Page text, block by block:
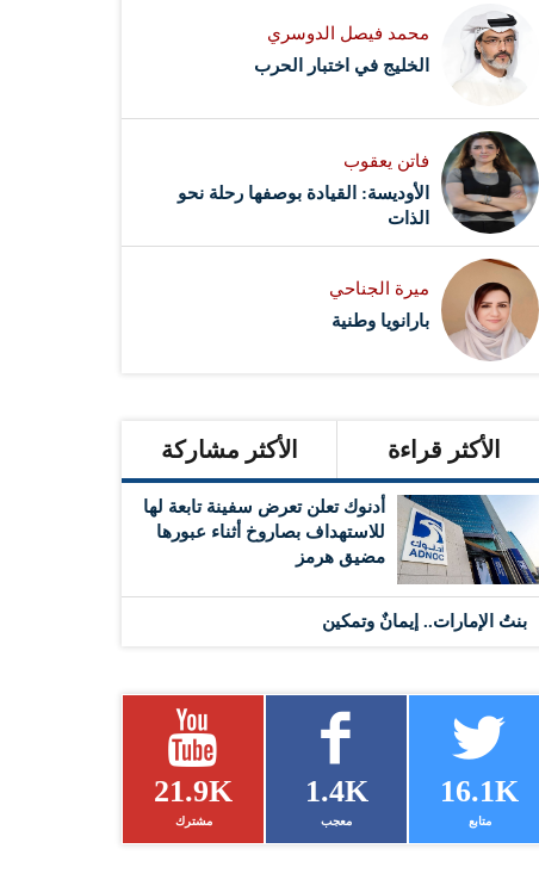
محمد فيصل الدوسري ​
‏الخليج في اختبار الحرب
فاتن يعقوب
الأوديسة: القيادة بوصفها رحلة نحو
الذات
ميرة الجناحي
بارانويا وطنية
الأكثر قراءة الأكثر مشاركة
أدنوك تعلن تعرض سفينة تابعة لها
للاستهداف بصاروخ أثناء عبورها
مضيق هرمز
بنتُ الإمارات.. إيمانٌ وتمكين
21.9K
مشترك
1.4K
معجب
16.1K
متابع